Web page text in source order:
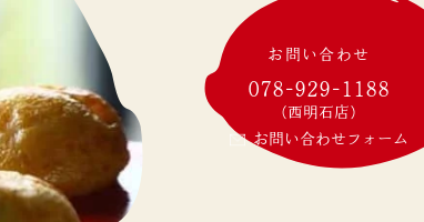
お問い合わせ
078-929-1188
(西明石店)
お問い合わせフォーム